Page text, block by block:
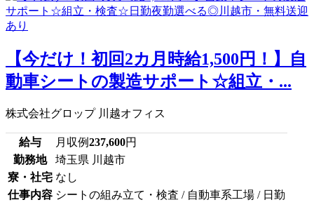
【今だけ！初回2カ月時給1,500円！】自
動車シートの製造サポート☆組立・...
株式会社グロップ 川越オフィス
給与 月収例237,600円
勤務地
埼玉県 川越市
寮・社宅 なし
仕事内容 シートの組み立て・検査 / 自動車系工場 / 日勤